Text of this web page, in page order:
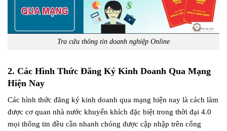
Tra cứu thông tin doanh nghiệp Online
2. Các Hình Thức Đăng Ký Kinh Doanh Qua Mạng
Hiện Nay
Các hình thức đăng ký kinh doanh qua mạng hiện nay là cách làm
được cơ quan nhà nước khuyến khích đặc biệt trong thời đại 4.0
mọi thông tin đều cần nhanh chóng được cập nhập trên cổng